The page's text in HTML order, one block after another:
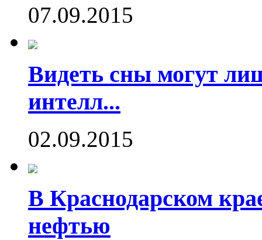
07.09.2015
Видеть сны могут
интелл...
02.09.2015
В Краснодарском
нефтью